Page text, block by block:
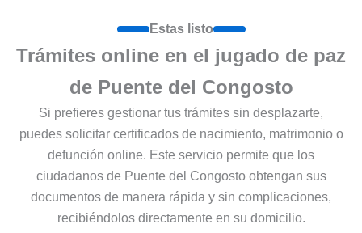
Estas listo
Trámites online en el jugado de paz
de Puente del Congosto
Si prefieres gestionar tus trámites sin desplazarte,
puedes solicitar certificados de nacimiento, matrimonio o
defunción online. Este servicio permite que los
ciudadanos de Puente del Congosto obtengan sus
documentos de manera rápida y sin complicaciones,
recibiéndolos directamente en su domicilio.